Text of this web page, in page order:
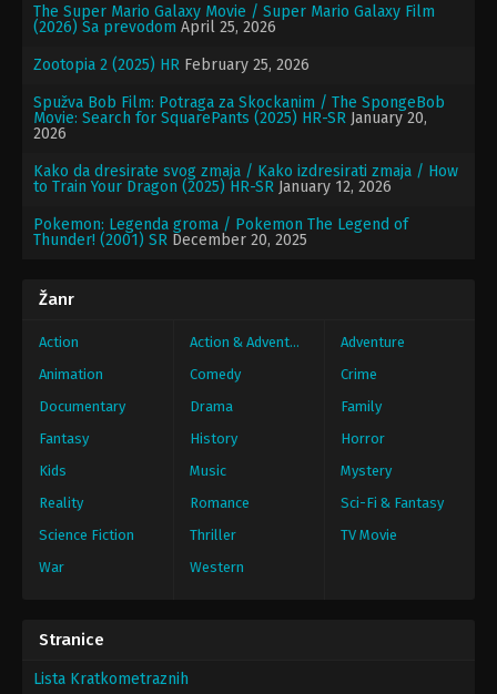
The Super Mario Galaxy Movie / Super Mario Galaxy Film
(2026) Sa prevodom April 25, 2026
Zootopia 2 (2025) HR February 25, 2026
Spužva Bob Film: Potraga za Skockanim / The SpongeBob
Movie: Search for SquarePants (2025) HR-SR January 20,
2026
Kako da dresirate svog zmaja / Kako izdresirati zmaja / How
to Train Your Dragon (2025) HR-SR January 12, 2026
Pokemon: Legenda groma / Pokemon The Legend of
Thunder! (2001) SR December 20, 2025
Žanr
Action Action & Adventure
Adventure
Animation
Comedy
Crime
Documentary
Drama
Family
Fantasy
History
Horror
Kids
Music
Mystery
Reality
Romance
Sci-Fi & Fantasy
Science Fiction
Thriller
TV Movie
War
Western
Stranice
Lista Kratkometraznih